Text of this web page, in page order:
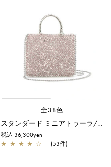
全38色
スタンダード ミニアトゥーラ/パウダリーピンクシルバー
税込 36,300yen
★ ★ ★ ★ ☆ (53件)